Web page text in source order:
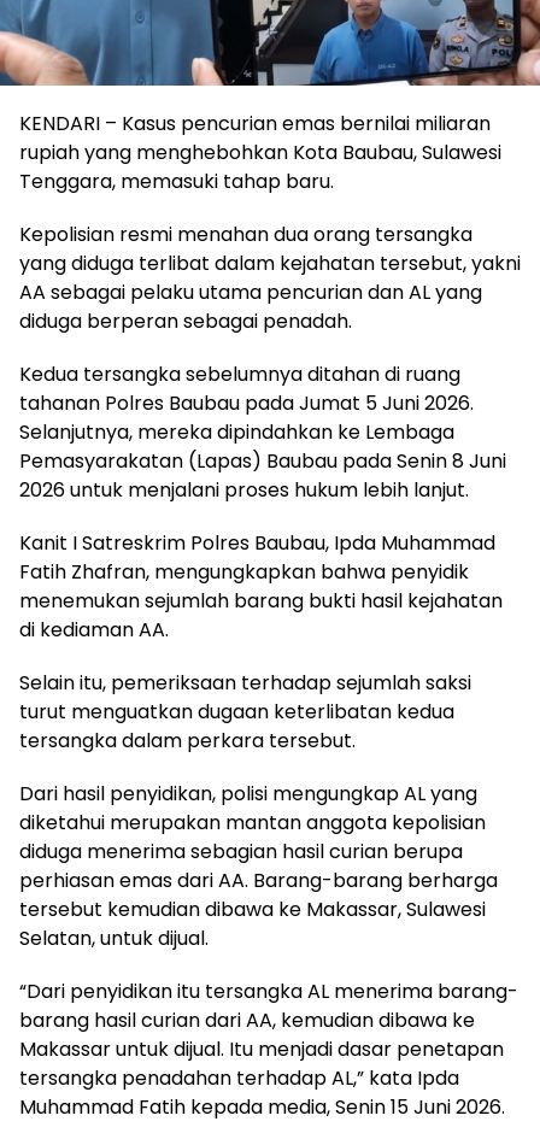
KENDARI – Kasus pencurian emas bernilai miliaran
rupiah yang menghebohkan Kota Baubau, Sulawesi
Tenggara, memasuki tahap baru.
Kepolisian resmi menahan dua orang tersangka
yang diduga terlibat dalam kejahatan tersebut, yakni
AA sebagai pelaku utama pencurian dan AL yang
diduga berperan sebagai penadah.
Kedua tersangka sebelumnya ditahan di ruang
tahanan Polres Baubau pada Jumat 5 Juni 2026.
Selanjutnya, mereka dipindahkan ke Lembaga
Pemasyarakatan (Lapas) Baubau pada Senin 8 Juni
2026 untuk menjalani proses hukum lebih lanjut.
Kanit I Satreskrim Polres Baubau, Ipda Muhammad
Fatih Zhafran, mengungkapkan bahwa penyidik
menemukan sejumlah barang bukti hasil kejahatan
di kediaman AA.
Selain itu, pemeriksaan terhadap sejumlah saksi
turut menguatkan dugaan keterlibatan kedua
tersangka dalam perkara tersebut.
Dari hasil penyidikan, polisi mengungkap AL yang
diketahui merupakan mantan anggota kepolisian
diduga menerima sebagian hasil curian berupa
perhiasan emas dari AA. Barang-barang berharga
tersebut kemudian dibawa ke Makassar, Sulawesi
Selatan, untuk dijual.
“Dari penyidikan itu tersangka AL menerima barang-
barang hasil curian dari AA, kemudian dibawa ke
Makassar untuk dijual. Itu menjadi dasar penetapan
tersangka penadahan terhadap AL,” kata Ipda
Muhammad Fatih kepada media, Senin 15 Juni 2026.